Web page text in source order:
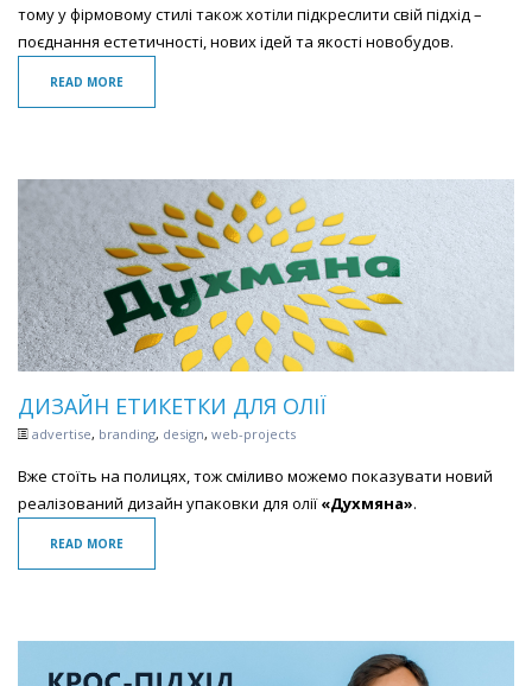
тому у фірмовому стилі також хотіли підкреслити свій підхід –
поєднання естетичності, нових ідей та якості новобудов.
READ MORE
ДИЗАЙН ЕТИКЕТКИ ДЛЯ ОЛІЇ
advertise, branding, design, web-projects
Вже стоїть на полицях, тож сміливо можемо показувати новий
реалізований дизайн упаковки для олії«Духмяна».
READ MORE